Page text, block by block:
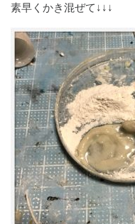
素早くかき混ぜて↓↓↓